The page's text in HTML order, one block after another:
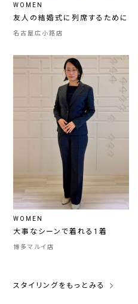
WOMEN
友人の結婚式に列席するために
名古屋広小路店
WOMEN
大事なシーンで着れる1着
博多マルイ店
スタイリングをもっとみる